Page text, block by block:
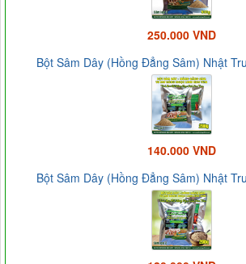
250.000 VND
Bột Sâm Dây (Hồng Đẳng Sâm) Nhật
140.000 VND
Bột Sâm Dây (Hồng Đẳng Sâm) Nhật